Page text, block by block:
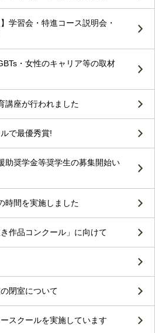
学習会・特進コース説明会・
・女性のキャリア等の取材
講座が行われました
で最優秀賞!
助奨学金等奨学生の募集開始い
時間を実施しました
作品コンクール」に向けて
閉室について
スクールを実施しています